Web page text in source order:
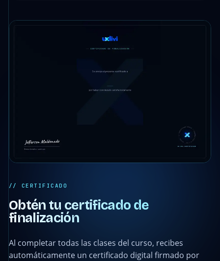
// CERTIFICADO
Obtén tu certificado de
finalización
Al completar todas las clases del curso, recibes
automáticamente un certificado digital firmado por